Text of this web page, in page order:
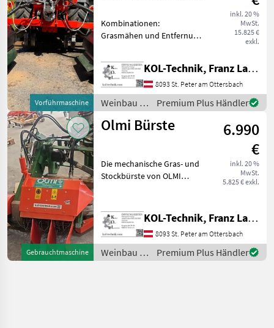
Vorführmaschine
inkl. 20 %
MwSt.
15.825 €
exkl.
Kombinationen:
Grasmähen und Entfernung
Weinbau und Obstbau, mit
neuem System Happy
Plant, die Weinstöcke,
Weinreben oder Apfel
Pflanzen werde
KOL-Technik, Franz Lampl-Küssner
8093 St. Peter am Ottersbach
Weinbau /
Olmi
Premium Plus Händler
Gebrauchtmaschine
Olmi Bürste
6.990
€
inkl. 20 %
MwSt.
5.825 € exkl.
Die mechanische Gras- und
Stockbürste von OLMI
Unkrautbeseitigung in
Weinbergen – ideal auch für
Biowein-Produzenten. Di
KOL-Technik, Franz Lampl-Küssner
8093 St. Peter am Ottersbach
Weinbau /
Olmi
Premium Plus Händler